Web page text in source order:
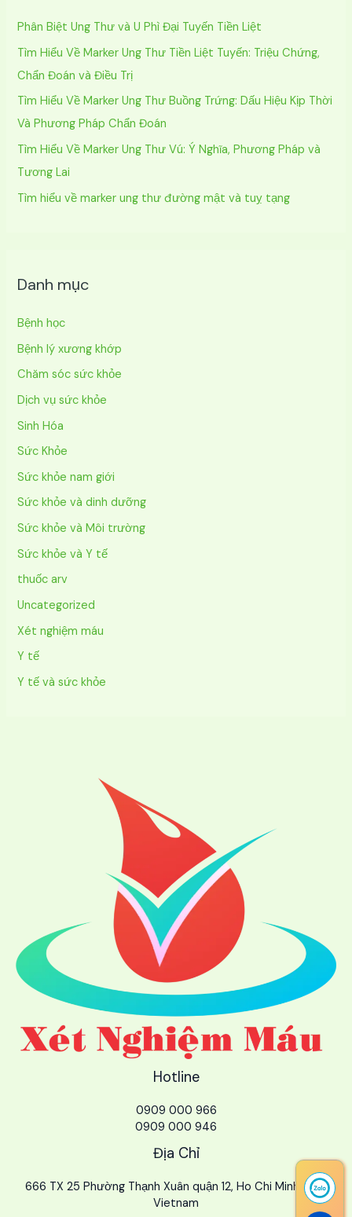
m
Phân Biệt Ung Thư và U Phì Đại Tuyến Tiền Liệt
Tìm Hiểu Về Marker Ung Thư Tiền Liệt Tuyến: Triệu Chứng,
Chẩn Đoán và Điều Trị
Tìm Hiểu Về Marker Ung Thư Buồng Trứng: Dấu Hiệu Kịp Thời
Và Phương Pháp Chẩn Đoán
Tìm Hiểu Về Marker Ung Thư Vú: Ý Nghĩa, Phương Pháp và
Tương Lai
Tìm hiểu về marker ung thư đường mật và tuỵ tạng
Danh mục
Bệnh học
Bệnh lý xương khớp
Chăm sóc sức khỏe
Dịch vụ sức khỏe
Sinh Hóa
Sức Khỏe
Sức khỏe nam giới
Sức khỏe và dinh dưỡng
Sức khỏe và Môi trường
Sức khỏe và Y tế
thuốc arv
Uncategorized
Xét nghiệm máu
Y tế
Y tế và sức khỏe
Hotline
0909 000 966
0909 000 946
Địa Chỉ
666 TX 25 Phường Thạnh Xuân quận 12, Ho Chi Minh City,
Vietnam